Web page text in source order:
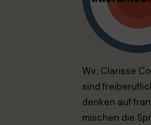
Wir, Clarisse
sind
denken auf
mischen die